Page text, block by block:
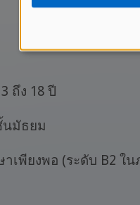
ถึง 18 ปี
นมัธยม
เพียงพอ (ระดับ B2 ใ